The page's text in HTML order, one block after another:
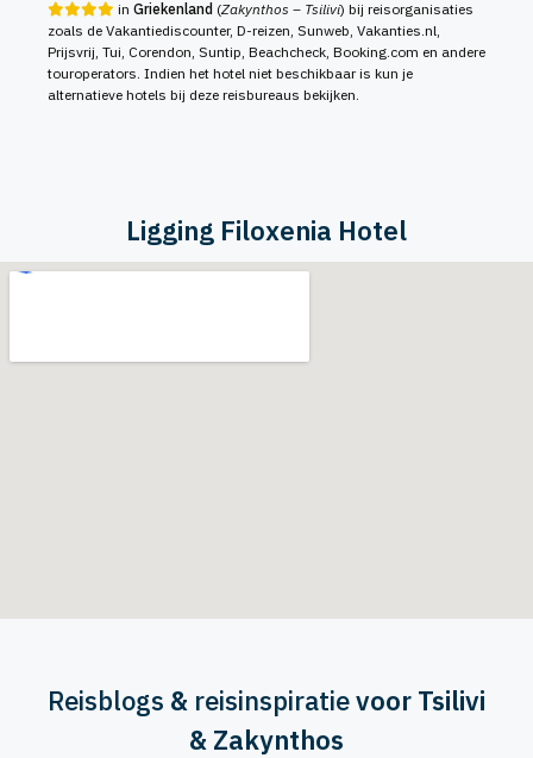
in Griekenland (Zakynthos – Tsilivi) bij reisorganisaties
zoals de Vakantiediscounter, D-reizen, Sunweb, Vakanties.nl,
Prijsvrij, Tui, Corendon, Suntip, Beachcheck, Booking.com en andere
touroperators. Indien het hotel niet beschikbaar is kun je
alternatieve hotels bij deze reisbureaus bekijken.
Ligging Filoxenia Hotel
Reisblogs & reisinspiratievoor Tsilivi
& Zakynthos